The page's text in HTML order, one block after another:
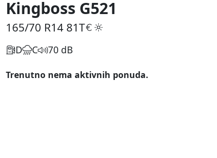
Kingboss G521
165/70 R14 81T
D C 70 dB
Trenutno nema aktivnih ponuda.